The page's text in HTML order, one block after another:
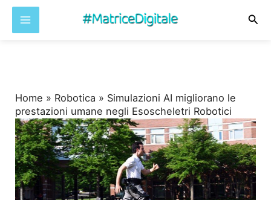
Home » Robotica » Simulazioni AI migliorano le
prestazioni umane negli Esoscheletri Robotici